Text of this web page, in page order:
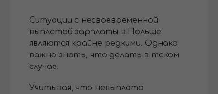
Ситуации с несвоевременной
выплатой зарплаты в Польше
являются крайне редкими. Однако
важно знать, что делать в таком
случае.
Учитывая, что невыплата